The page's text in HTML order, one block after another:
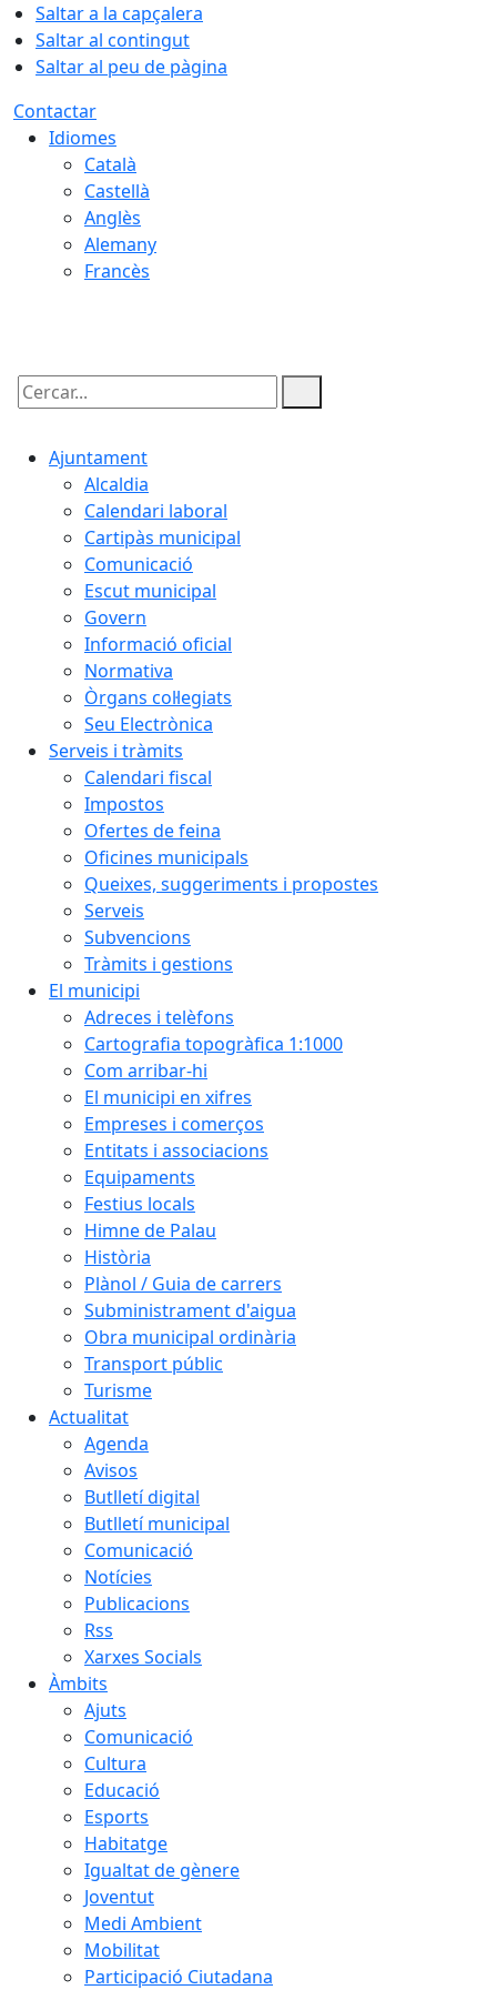
Saltar a la capçalera
Saltar al contingut
Saltar al peu de pàgina
Contactar
Idiomes
Català
Castellà
Anglès
Alemany
Francès
Cercar:
Ajuntament
Alcaldia
Calendari laboral
Cartipàs municipal
Comunicació
Escut municipal
Govern
Informació oficial
Normativa
Òrgans col·legiats
Seu Electrònica
Serveis i tràmits
Calendari fiscal
Impostos
Ofertes de feina
Oficines municipals
Queixes, suggeriments i propostes
Serveis
Subvencions
Tràmits i gestions
El municipi
Adreces i telèfons
Cartografia topogràfica 1:1000
Com arribar-hi
El municipi en xifres
Empreses i comerços
Entitats i associacions
Equipaments
Festius locals
Himne de Palau
Història
Plànol / Guia de carrers
Subministrament d'aigua
Obra municipal ordinària
Transport públic
Turisme
Actualitat
Agenda
Avisos
Butlletí digital
Butlletí municipal
Comunicació
Notícies
Publicacions
Rss
Xarxes Socials
Àmbits
Ajuts
Comunicació
Cultura
Educació
Esports
Habitatge
Igualtat de gènere
Joventut
Medi Ambient
Mobilitat
Participació Ciutadana